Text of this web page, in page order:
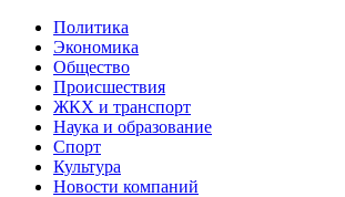
Политика
Экономика
Общество
Происшествия
ЖКХ и транспорт
Наука и образование
Спорт
Культура
Новости компаний